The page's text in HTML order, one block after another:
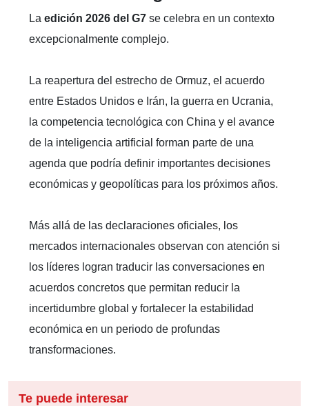
La edición 2026 del G7 se celebra en un contexto
excepcionalmente complejo.
La reapertura del estrecho de Ormuz, el acuerdo
entre Estados Unidos e Irán, la guerra en Ucrania,
la competencia tecnológica con China y el avance
de la inteligencia artificial forman parte de una
agenda que podría definir importantes decisiones
económicas y geopolíticas para los próximos años.
Más allá de las declaraciones oficiales, los
mercados internacionales observan con atención si
los líderes logran traducir las conversaciones en
acuerdos concretos que permitan reducir la
incertidumbre global y fortalecer la estabilidad
económica en un periodo de profundas
transformaciones.
Te puede interesar